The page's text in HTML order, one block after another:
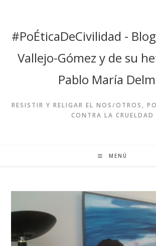
contenido
#PoÉticaDeCivilidad -
Vallejo-Gómez y de su
Pablo María
RESISTIR Y RELIGAR EL NOS/OTROS,
CONTRA LA CRUELDAD
MENÚ